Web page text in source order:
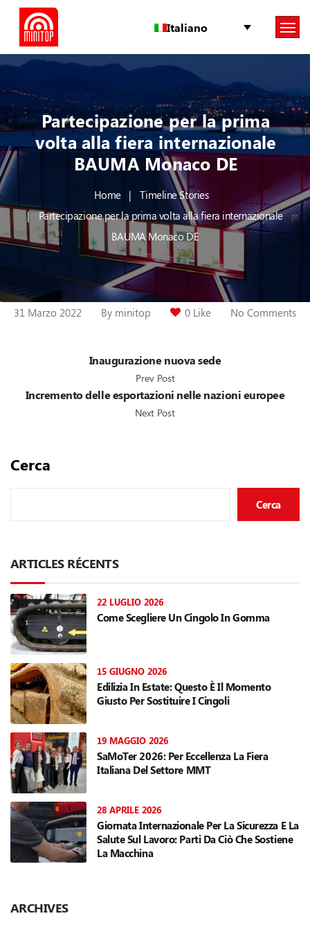
Italiano
Partecipazione per la prima
volta alla fiera internazionale
BAUMA Monaco DE
Home
Timeline Stories
Partecipazione per la prima volta alla fiera internazionale
BAUMA Monaco DE
31 Marzo 2022 By minitop 0 Like No Comments
Inaugurazione nuova sede
Prev Post
Incremento delle esportazioni nelle nazioni europee
Next Post
Cerca
Cerca
ARTICLES RÉCENTS
22 LUGLIO 2026
Come Scegliere Un Cingolo In Gomma
15 GIUGNO 2026
Edilizia In Estate: Questo È Il Momento
Giusto Per Sostituire I Cingoli
19 MAGGIO 2026
SaMoTer 2026: Per Eccellenza La Fiera
Italiana Del Settore MMT
28 APRILE 2026
Giornata Internazionale Per La Sicurezza E La
Salute Sul Lavoro: Parti Da Ciò Che Sostiene
La Macchina
ARCHIVES